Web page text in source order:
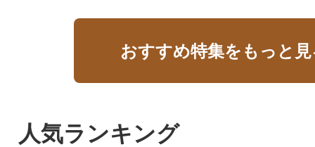
おすすめ特集をもっと
人気ランキング